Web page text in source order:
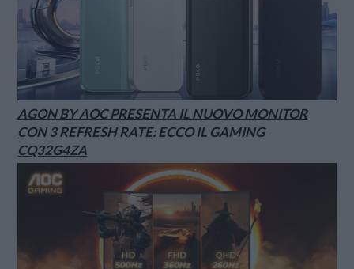
AGON BY AOC PRESENTA IL NUOVO MONITOR
CON 3 REFRESH RATE: ECCO IL GAMING
CQ32G4ZA